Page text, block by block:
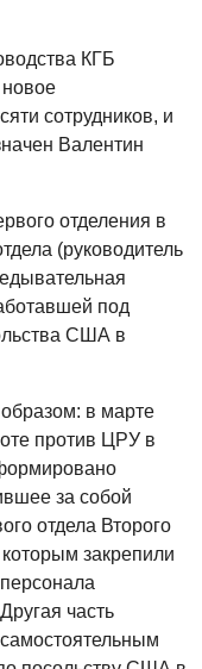
КГБ
сотрудников, и
Валентин
отделения в
(руководитель
под
США в
в марте
против ЦРУ в
за собой
отдела Второго
закрепили
часть